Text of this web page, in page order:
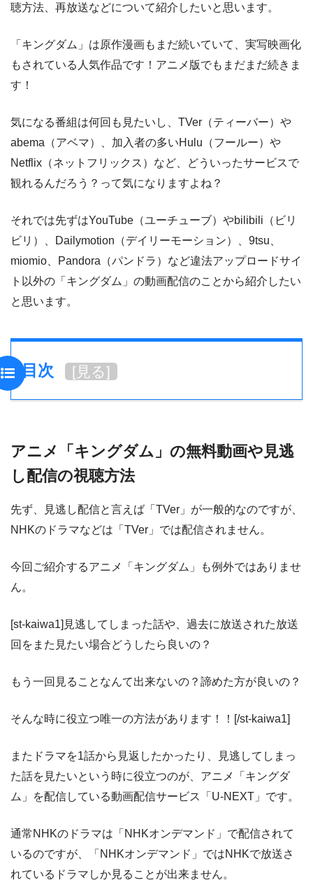
聴方法、再放送などについて紹介したいと思います。
「キングダム」は原作漫画もまだ続いていて、実写映画化
もされている人気作品です！アニメ版でもまだまだ続きま
す！
気になる番組は何回も見たいし、TVer（ティーバー）や
abema（アベマ）、加入者の多いHulu（フールー）や
Netflix（ネットフリックス）など、どういったサービスで
観れるんだろう？って気になりますよね？
それでは先ずはYouTube（ユーチューブ）やbilibili（ビリ
ビリ）、Dailymotion（デイリーモーション）、9tsu、
miomio、Pandora（パンドラ）など違法アップロードサイ
ト以外の「キングダム」の動画配信のことから紹介したい
と思います。
目次 [見る]
アニメ「キングダム」の無料動画や見逃
し配信の視聴方法
先ず、見逃し配信と言えば「TVer」が一般的なのですが、
NHKのドラマなどは「TVer」では配信されません。
今回ご紹介するアニメ「キングダム」も例外ではありませ
ん。
[st-kaiwa1]見逃してしまった話や、過去に放送された放送
回をまた見たい場合どうしたら良いの？
もう一回見ることなんて出来ないの？諦めた方が良いの？
そんな時に役立つ唯一の方法があります！！[/st-kaiwa1]
またドラマを1話から見返したかったり、見逃してしまっ
た話を見たいという時に役立つのが、アニメ「キングダ
ム」を配信している動画配信サービス「U-NEXT」です。
通常NHKのドラマは「NHKオンデマンド」で配信されて
いるのですが、「NHKオンデマンド」ではNHKで放送さ
れているドラマしか見ることが出来ません。